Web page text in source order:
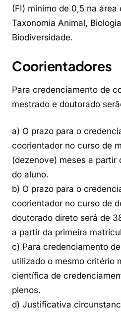
(FI) mínimo de 0,5 na
Taxonomia Animal,
Biodiversidade.
Coorientadores
Para credenciamento de
mestrado e doutorado
a) O prazo para o
coorientador no curso de
(dezenove) meses a partir
do aluno.
b) O prazo para o
coorientador no curso de
doutorado direto será de
a partir da primeira
c) Para credenciamento
utilizado o mesmo critério
científica de
plenos.
d) Justificativa